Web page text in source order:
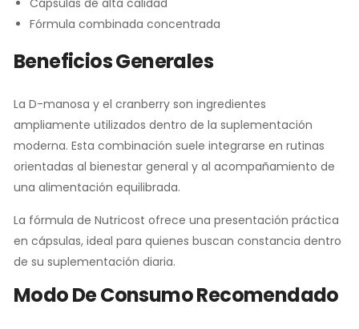
Cápsulas de alta calidad
Fórmula combinada concentrada
Beneficios Generales
La D-manosa y el cranberry son ingredientes
ampliamente utilizados dentro de la suplementación
moderna. Esta combinación suele integrarse en rutinas
orientadas al bienestar general y al acompañamiento de
una alimentación equilibrada.
La fórmula de Nutricost ofrece una presentación práctica
en cápsulas, ideal para quienes buscan constancia dentro
de su suplementación diaria.
Modo De Consumo Recomendado